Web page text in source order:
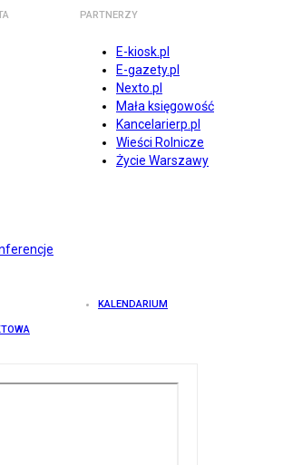
PARTNERZY
E-kiosk.pl
E-gazety.pl
Nexto.pl
Mała księgowość
Kancelarierp.pl
Wieści Rolnicze
Życie Warszawy
KALENDARIUM